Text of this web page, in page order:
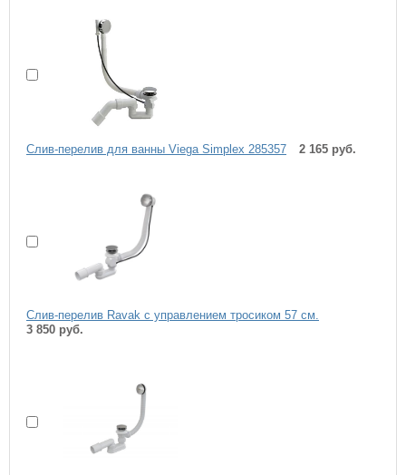
Слив-перелив для ванны Viega Simplex 285357 2 165 руб.
Слив-перелив Ravak с управлением тросиком 57 см.
3 850 руб.